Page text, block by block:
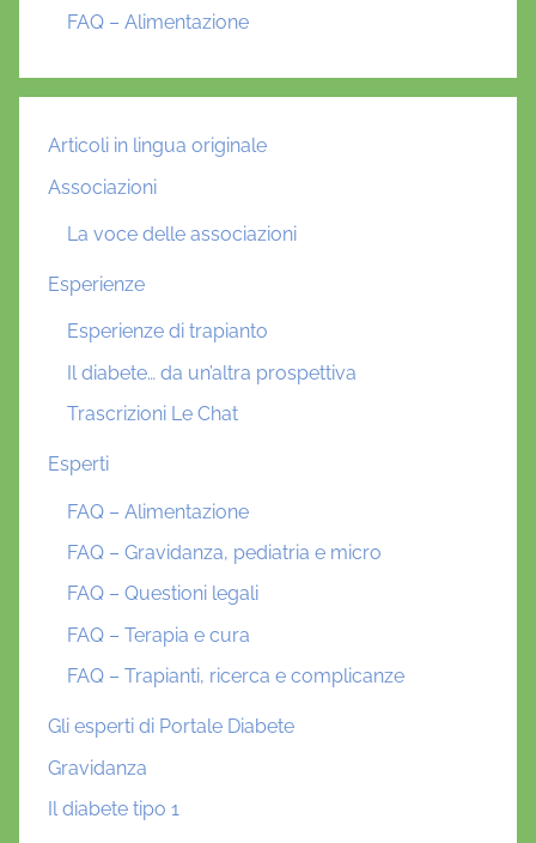
FAQ – Alimentazione
Articoli in lingua originale
Associazioni
La voce delle associazioni
Esperienze
Esperienze di trapianto
Il diabete… da un’altra prospettiva
Trascrizioni Le Chat
Esperti
FAQ – Alimentazione
FAQ – Gravidanza, pediatria e micro
FAQ – Questioni legali
FAQ – Terapia e cura
FAQ – Trapianti, ricerca e complicanze
Gli esperti di Portale Diabete
Gravidanza
Il diabete tipo 1